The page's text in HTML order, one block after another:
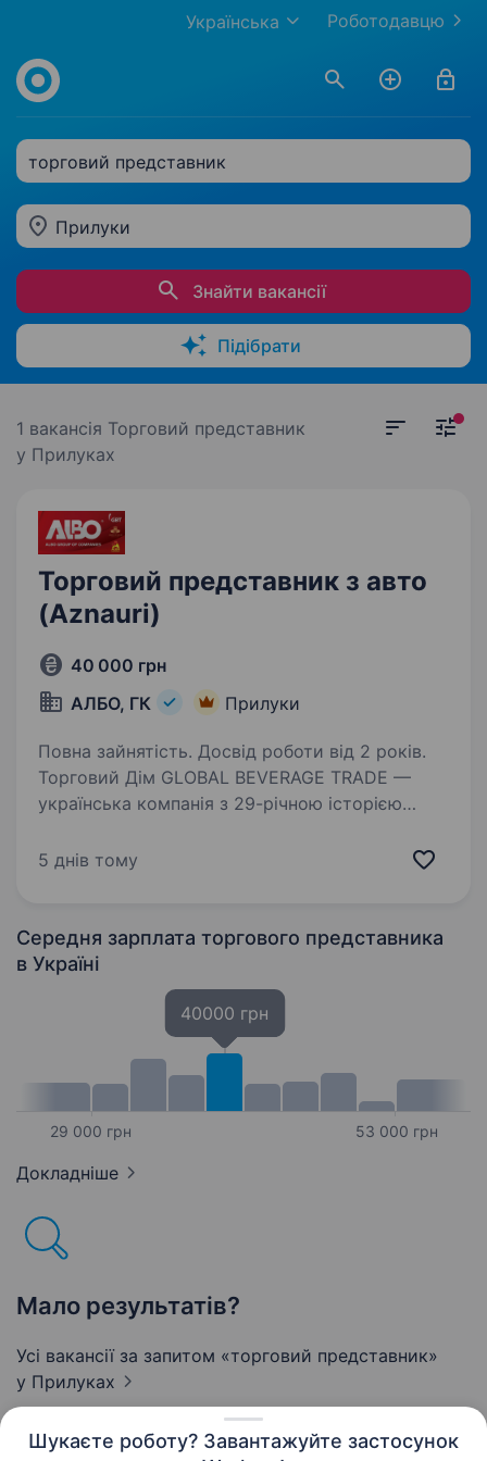
Шукаєте роботу? Завантажуйте застосунок
Роботодавцю
Українська
торговий представник
Прилуки
Знайти вакансії
Підібрати
1 вакансія Торговий представник
у Прилуках
Торговий представник з авто
(Aznauri)
40 000 грн
АЛБО, ГК
Прилуки
Повна зайнятість. Досвід роботи від 2 років.
Торговий Дім GLOBAL BEVERAGE TRADE —
українська компанія з 29-річною історією
алкогольного ринку. Ми створили такі відомі
5 днів тому
Середня зарплата торгового представника
в Україні
29 000 грн
40000 грн
53 000 грн
Докладніше
Мало результатів?
Усі вакансії за запитом «торговий представник»
у Прилуках